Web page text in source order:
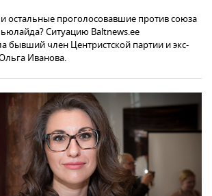
остальные проголосовавшие против союза
Ситуацию Baltnews.ee
бывший член Центристской партии и экс-
Иванова.